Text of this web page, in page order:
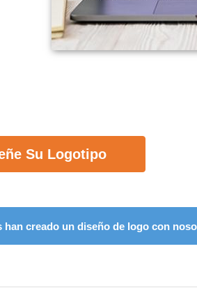
Su Logotipo
han creado un diseño de logo con